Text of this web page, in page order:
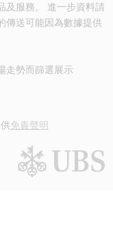
及服務。 進一步資料請
傳送可能因為數據提供
走勢而篩選展示
免責聲明